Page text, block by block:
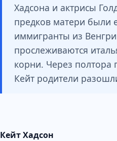
Хадсона и актрисы
предков матери были
иммигранты из
прослеживаются
корни. Через полтора
Кейт родители
Кейт Хадсон